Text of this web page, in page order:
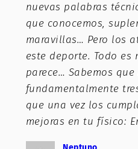
nuevas palabras
que conocemos,
maravillas… Pero los
este deporte. Todo
parece… Sabemos que
fundamentalmente
que una vez los
mejoras en tu físico: